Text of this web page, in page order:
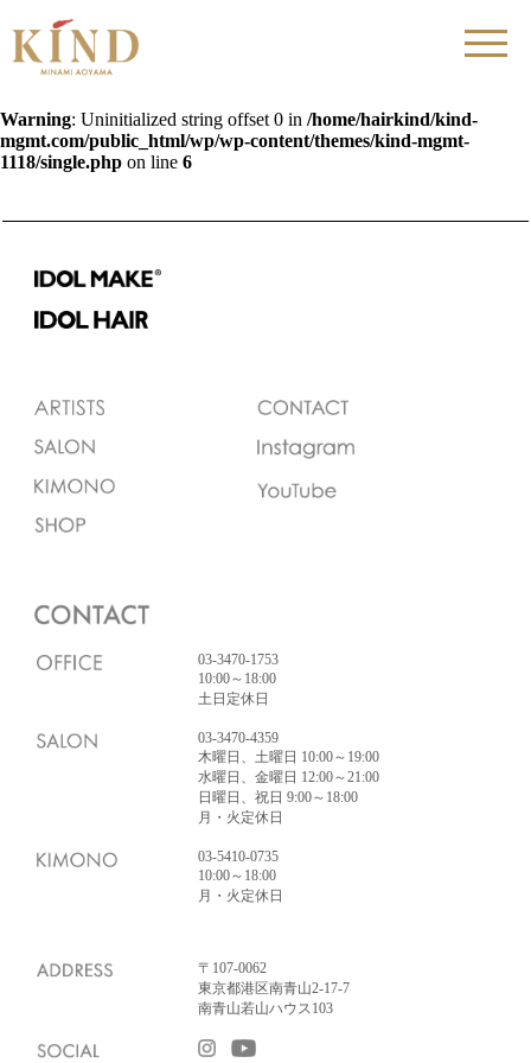
Warning: Uninitialized string offset 0 in /home/hairkind/kind-
mgmt.com/public_html/wp/wp-content/themes/kind-mgmt-
1118/single.php on line 6
03-3470-1753
10:00～18:00
土日定休日
03-3470-4359
木曜日、土曜日 10:00～19:00
水曜日、金曜日 12:00～21:00
日曜日、祝日 9:00～18:00
月・火定休日
03-5410-0735
10:00～18:00
月・火定休日
〒107-0062
東京都港区南青山2-17-7
南青山若山ハウス103